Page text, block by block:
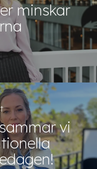
minskar
vi